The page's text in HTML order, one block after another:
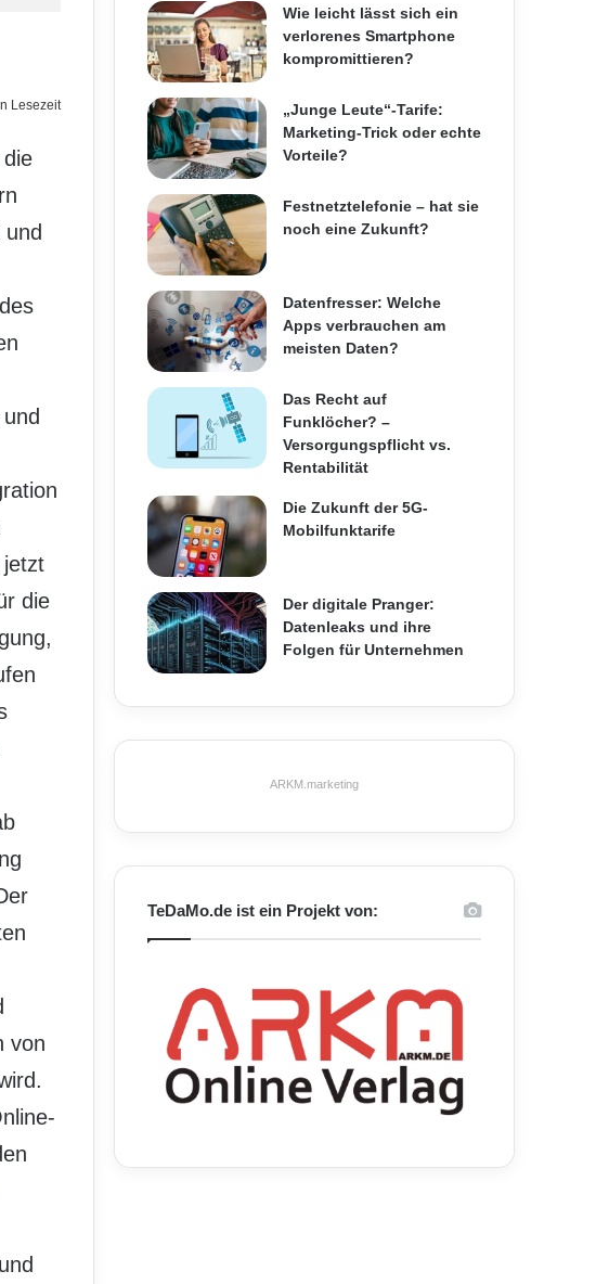
Lesezeit
die
von
Wie leicht lässt sich ein
verlorenes Smartphone
kompromittieren?
„Junge Leute“-Tarife:
Marketing-Trick oder echte
Vorteile?
Festnetztelefonie – hat sie
noch eine Zukunft?
Datenfresser: Welche
Apps verbrauchen am
meisten Daten?
Das Recht auf
Funklöcher? –
Versorgungspflicht vs.
Rentabilität
Die Zukunft der 5G-
Mobilfunktarife
Der digitale Pranger:
Datenleaks und ihre
Folgen für Unternehmen
ARKM.marketing
TeDaMo.de ist ein Projekt von: